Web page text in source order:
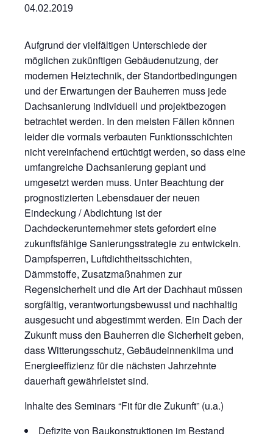
04.02.2019
Aufgrund der vielfältigen Unterschiede der
möglichen zukünftigen Gebäudenutzung, der
modernen Heiztechnik, der Standortbedingungen
und der Erwartungen der Bauherren muss jede
Dachsanierung individuell und projektbezogen
betrachtet werden. In den meisten Fällen können
leider die vormals verbauten Funktionsschichten
nicht vereinfachend ertüchtigt werden, so dass eine
umfangreiche Dachsanierung geplant und
umgesetzt werden muss. Unter Beachtung der
prognostizierten Lebensdauer der neuen
Eindeckung / Abdichtung ist der
Dachdeckerunternehmer stets gefordert eine
zukunftsfähige Sanierungsstrategie zu entwickeln.
Dampfsperren, Luftdichtheitsschichten,
Dämmstoffe, Zusatzmaßnahmen zur
Regensicherheit und die Art der Dachhaut müssen
sorgfältig, verantwortungsbewusst und nachhaltig
ausgesucht und abgestimmt werden. Ein Dach der
Zukunft muss den Bauherren die Sicherheit geben,
dass Witterungsschutz, Gebäudeinnenklima und
Energieeffizienz für die nächsten Jahrzehnte
dauerhaft gewährleistet sind.
Inhalte des Seminars “Fit für die Zukunft” (u.a.)
Defizite von Baukonstruktionen im Bestand